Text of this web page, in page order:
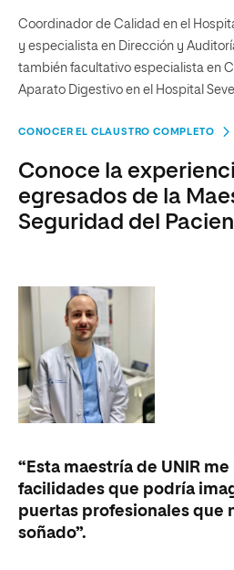
Coordinador de Calidad en el
y especialista en Dirección y
también facultativo especialista en
Aparato Digestivo en el Hospital
CONOCER EL CLAUSTRO COMPLETO
Conoce la
egresados de la
Seguridad del
“Esta maestría de UNIR
facilidades que podría
puertas profesionales que
soñado”.